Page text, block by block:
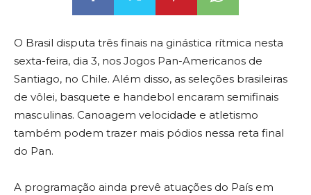
O Brasil disputa três finais na ginástica rítmica nesta
sexta-feira, dia 3, nos Jogos Pan-Americanos de
Santiago, no Chile. Além disso, as seleções brasileiras
de vôlei, basquete e handebol encaram semifinais
masculinas. Canoagem velocidade e atletismo
também podem trazer mais pódios nessa reta final
do Pan.
A programação ainda prevê atuações do País em